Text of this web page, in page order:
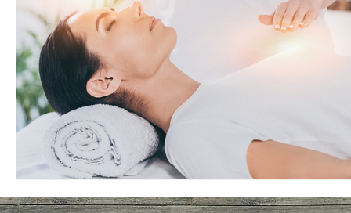
Yoga Immunité Philosophie
Eveil et Présence Micronutrition